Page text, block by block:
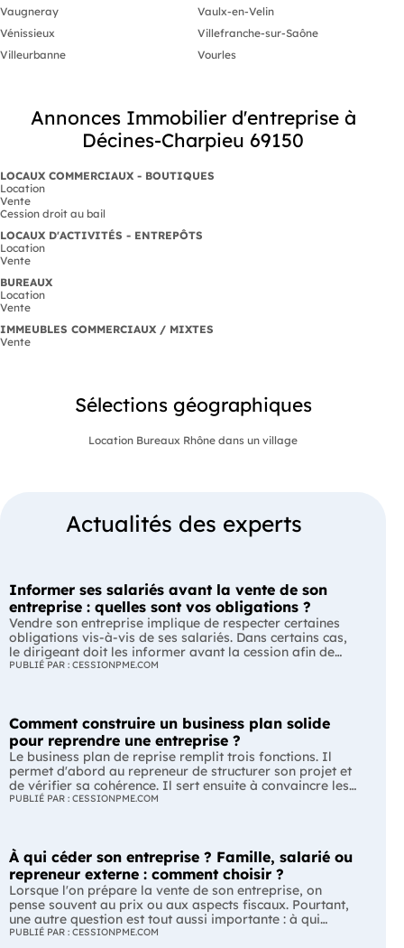
Vaugneray
Vaulx-en-Velin
Vénissieux
Villefranche-sur-Saône
Villeurbanne
Vourles
Annonces Immobilier d'entreprise à
Décines-Charpieu 69150
LOCAUX COMMERCIAUX - BOUTIQUES
Location
Vente
Cession droit au bail
LOCAUX D'ACTIVITÉS - ENTREPÔTS
Location
Vente
BUREAUX
Location
Vente
IMMEUBLES COMMERCIAUX / MIXTES
Vente
Sélections géographiques
Location Bureaux Rhône dans un village
Actualités des experts
Informer ses salariés avant la vente de son
entreprise : quelles sont vos obligations ?
Vendre son entreprise implique de respecter certaines
obligations vis-à-vis de ses salariés. Dans certains cas,
le dirigeant doit les informer avant la cession afin de
leur permettre, s'ils le souhaitent, de présenter une offre
L'essentiel Les entreprises de moins de 250 salariés sont
soumises, dans certains cas, à une obligation
d'information préalable des salariés. Cette obligation
concerne la vente d'un fonds de commerce ou la cession
de la majorité des titres d'une société. Le délai
d'information varie selon la taille de l'entreprise. Les
L'obligation d'information concerne uniquement
certaines entreprises et certaines opérations de cession.
Vous êtes concerné si : votre entreprise emploie moins
de 250 salariés ; vous vendez votre fonds de commerce
ou plus de 50 % des parts sociales ou des actions de
votre société. À l'inverse, cette obligation ne s'applique
pas à toutes les opérations de transmission. Une cession
PUBLIÉ PAR : CESSIONPME.COM
Comment construire un business plan solide
pour reprendre une entreprise ?
Le business plan de reprise remplit trois fonctions. Il
permet d'abord au repreneur de structurer son projet et
de vérifier sa cohérence. Il sert ensuite à convaincre les
banques et les partenaires financiers de l'accompagner.
consiste pas à reprendre les anciens comptes de
l'entreprise. Il explique comment l'entreprise évoluera
après le changement de dirigeant. C'est un document
indispensable pour structurer votre projet et convaincre
vos partenaires. À quoi sert vraiment un business plan
de reprise ? Lors d'une reprise d'entreprise, le business
PUBLIÉ PAR : CESSIONPME.COM
À qui céder son entreprise ? Famille, salarié ou
repreneur externe : comment choisir ?
Lorsque l'on prépare la vente de son entreprise, on
pense souvent au prix ou aux aspects fiscaux. Pourtant,
une autre question est tout aussi importante : à qui
transmettre son entreprise ? Selon le profil du repreneur,
PUBLIÉ PAR : CESSIONPME.COM